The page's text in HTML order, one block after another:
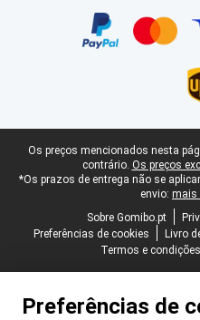
Rodapé legal
Os preços mencionados nesta
contrário. Os preços
*Os prazos de entrega não se
envio: mais
Sobre Gomibo.pt
Preferências de cookies
Livro
Termos e condições
Preferências de